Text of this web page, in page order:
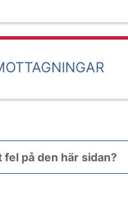
på den här sidan?